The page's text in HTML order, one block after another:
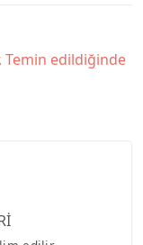
Temin edildiğinde